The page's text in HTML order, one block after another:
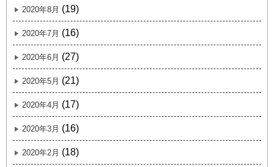
2020年8月 (19)
2020年7月 (16)
2020年6月 (27)
2020年5月 (21)
2020年4月 (17)
2020年3月 (16)
2020年2月 (18)